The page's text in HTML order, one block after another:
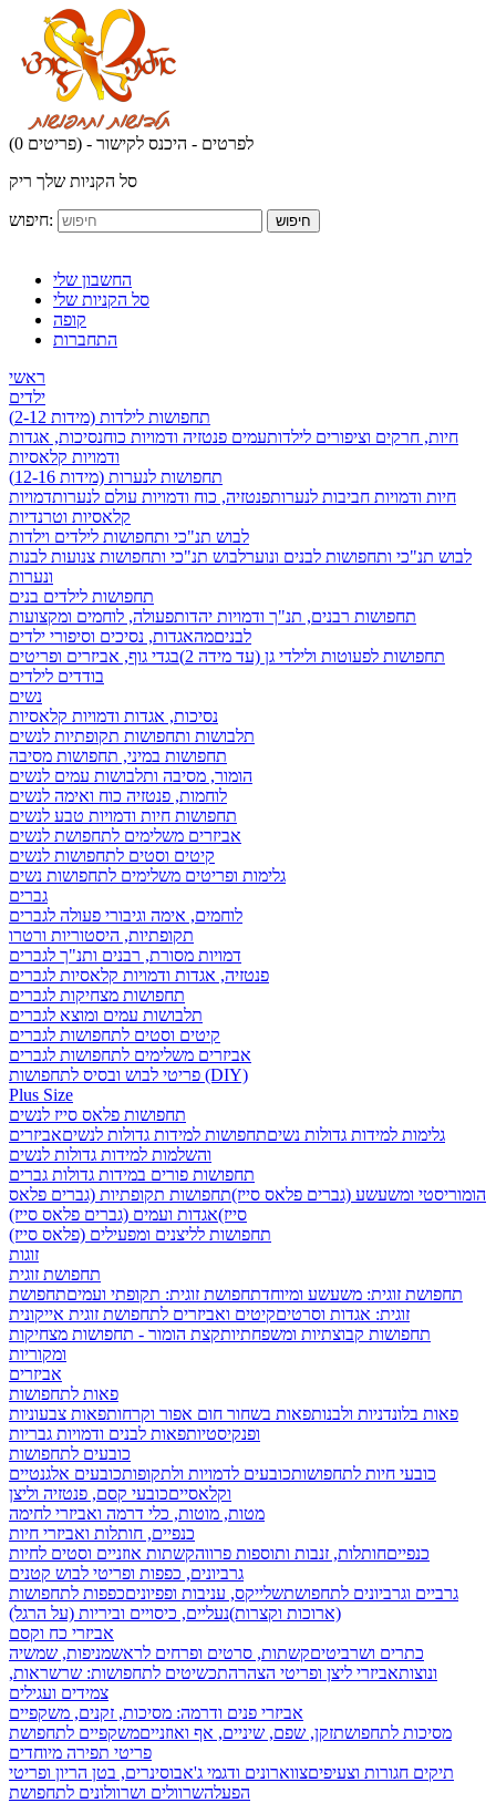
(0 פריטים) - לפרטים - היכנס לקישור
סל הקניות שלך ריק
חיפוש: חיפוש
החשבון שלי
סל הקניות שלי
קופה
התחברות
ראשי
ילדים
תחפושות לילדות (מידות 2-12)
חיות, חרקים וציפורים לילדותעמים פנטזיה ודמויות כוחנסיכות, אגדות
ודמויות קלאסיות
תחפושות לנערות (מידות 12-16)
חיות ודמויות חביבות לנערותפנטזיה, כוח ודמויות עולם לנערותדמויות
קלאסיות וטרנדיות
לבוש תנ"כי ותחפושות לילדים וילדות
לבוש תנ"כי ותחפושות לבנים ונוערלבוש תנ"כי ותחפושות צנועות לבנות
ונערות
תחפושות לילדים בנים
תחפושות רבנים, תנ"ך ודמויות יהדותפעולה, לוחמים ומקצועות
לבניםמהאגדות, נסיכים וסיפורי ילדים
תחפושות לפעוטות ולילדי גן (עד מידה 2)
בגדי גוף, אביזרים ופריטים
בודדים לילדים
נשים
נסיכות, אגדות ודמויות קלאסיות
תלבושות ותחפושות תקופתיות לנשים
תחפושות במיני, תחפושות מסיבה
הומור, מסיבה ותלבושות עמים לנשים
לוחמות, פנטזיה כוח ואימה לנשים
תחפושות חיות ודמויות טבע לנשים
אביזרים משלימים לתחפושת לנשים
קיטים וסטים לתחפושות לנשים
גלימות ופריטים משלימים לתחפושות נשים
גברים
לוחמים, אימה וגיבורי פעולה לגברים
תקופתיות, היסטוריות ורטרו
דמויות מסורת, רבנים ותנ"ך לגברים
פנטזיה, אגדות ודמויות קלאסיות לגברים
תחפושות מצחיקות לגברים
תלבושות עמים ומוצא לגברים
קיטים וסטים לתחפושות לגברים
אביזרים משלימים לתחפושות לגברים
פריטי לבוש ובסיס לתחפושות (DIY)
Plus Size
תחפושות פלאס סייז לנשים
גלימות למידות גדולות נשיםתחפושות למידות גדולות לנשיםאביזרים
והשלמות למידות גדולות לנשים
תחפושות פורים במידות גדולות גברים
הומוריסטי ומשעשע (גברים פלאס סייז)תחפושות תקופתיות (גברים פלאס
סייז)אגדות ועמים (גברים פלאס סייז)
תחפושות לליצנים ומפעילים (פלאס סייז)
זוגות
תחפושת זוגית
תחפושת זוגית: משעשע ומיוחדתחפושת זוגית: תקופתי ועמיםתחפושת
זוגית: אגדות וסרטיםקיטים ואביזרים לתחפושת זוגית אייקונית
תחפושות קבוצתיות ומשפחתיותקצת הומור - תחפושות מצחיקות
ומקוריות
אביזרים
פאות לתחפושות
פאות בלונדניות ולבנותפאות בשחור חום אפור וקרחותפאות צבעוניות
ופנקיסטיותפאות לבנים ודמויות גבריות
כובעים לתחפושות
כובעי חיות לתחפושותכובעים לדמויות ולתקופותכובעים אלגנטיים
וקלאסייםכובעי קסם, פנטזיה וליצן
מטות, מוטות, כלי דרמה ואביזרי לחימה
כנפיים, חותלות ואביזרי חיות
כנפייםחותלות, זנבות ותוספות פרווהקשתות אוזניים וסטים לחיות
גרביונים, כפפות ופריטי לבוש קטנים
גרביים וגרביונים לתחפושתשלייקס, עניבות ופפיוניםכפפות לתחפושות
(ארוכות וקצרות)נעליים, כיסויים וביריות (על הרגל)
אביזרי כח וקסם
כתרים ושרביטיםקשתות, סרטים ופרחים לראשמניפות, שמשיה
ונוצותאביזרי ליצן ופריטי הצהרהתכשיטים לתחפושות: שרשראות,
צמידים ועגילים
אביזרי פנים ודרמה: מסיכות, זקנים, משקפיים
מסיכות לתחפושתזקן, שפם, שיניים, אף ואוזנייםמשקפיים לתחפושת
פריטי תפירה מיוחדים
תיקים חגורות וצעיפיםצווארונים ודגמי ג'אבוסינרים, בטן הריון ופריטי
הפעלהשרוולים ושרוולונים לתחפושת